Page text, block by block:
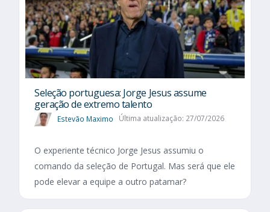
Seleção portuguesa: Jorge Jesus assume
geração de extremo talento
Estevão Maximo Última atualização: 27/07/2026
O experiente técnico Jorge Jesus assumiu o
comando da seleção de Portugal. Mas será que ele
pode elevar a equipe a outro patamar?